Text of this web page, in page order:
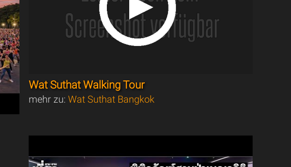
Wat Suthat Walking Tour
mehr zu:Wat Suthat Bangkok